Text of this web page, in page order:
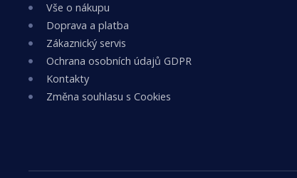
Vše o nákupu
Doprava a platba
Zákaznický servis
Ochrana osobních údajů GDPR
Kontakty
Změna souhlasu s Cookies